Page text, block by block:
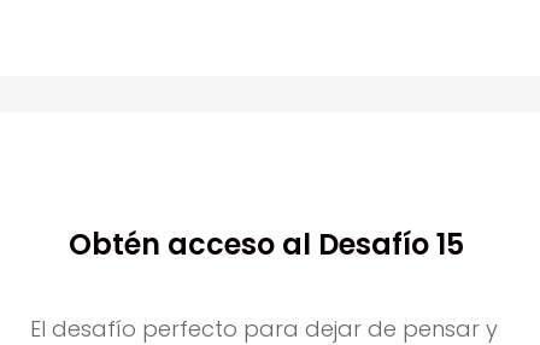
Obtén acceso al Desafío 15
El desafío perfecto para dejar de pensar y